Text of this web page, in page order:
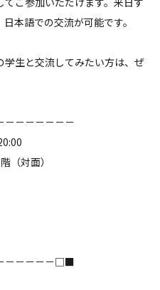
本語での交流が可能です。
生と交流してみたい方は、ぜ
－－－－－－
（対面）
－－－－－□■